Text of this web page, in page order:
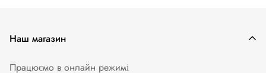
Наш магазин
Працюємо в онлайн режимі